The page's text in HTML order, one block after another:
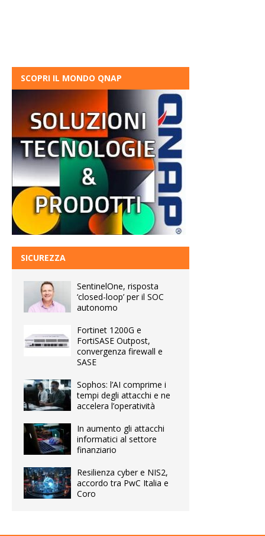
SCOPRI IL MONDO QNAP
SICUREZZA
SentinelOne, risposta
‘closed-loop’ per il SOC
autonomo
Fortinet 1200G e
FortiSASE Outpost,
convergenza firewall e
SASE
Sophos: l’AI comprime i
tempi degli attacchi e ne
accelera l’operatività
In aumento gli attacchi
informatici al settore
finanziario
Resilienza cyber e NIS2,
accordo tra PwC Italia e
Coro